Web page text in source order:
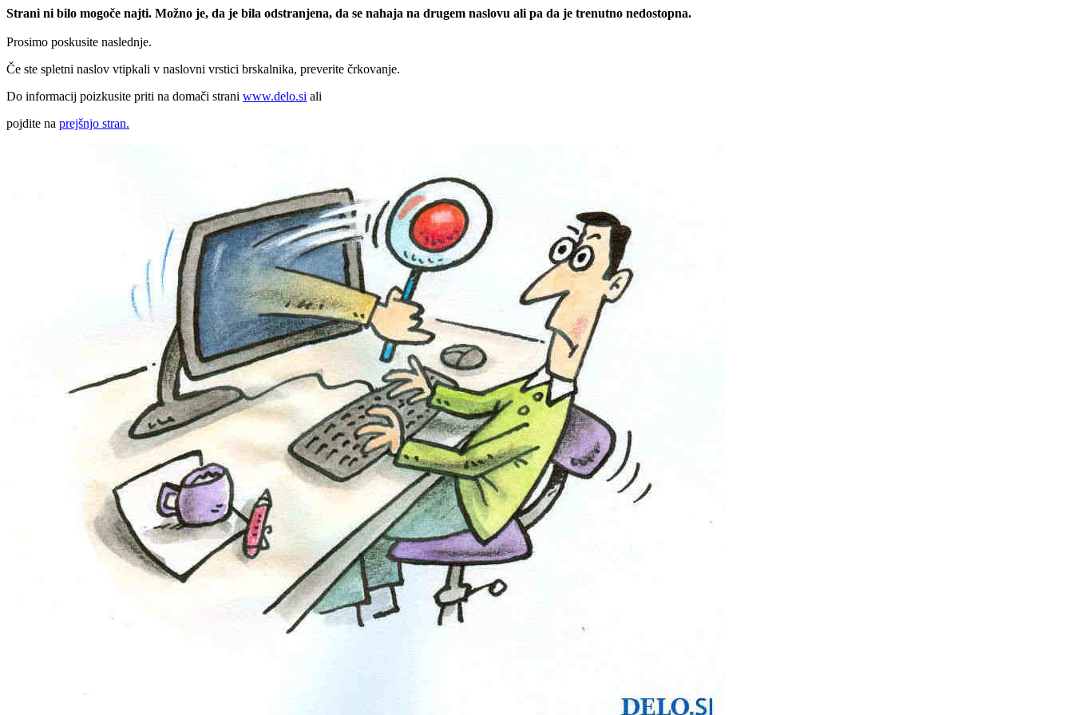
Strani ni bilo mogoče najti. Možno je, da je bila odstranjena, da se nahaja na drugem naslovu ali pa da je trenutno nedostopna.
Prosimo poskusite naslednje.
Če ste spletni naslov vtipkali v naslovni vrstici brskalnika, preverite črkovanje.
Do informacij poizkusite priti na domači strani www.delo.si ali
pojdite na prejšnjo stran.